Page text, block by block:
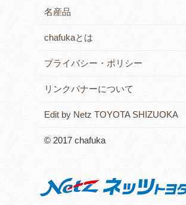
名産品
chafukaとは
プライバシー・ポリシー
リンクバナーについて
Edit by Netz TOYOTA SHIZUOKA
© 2017 chafuka